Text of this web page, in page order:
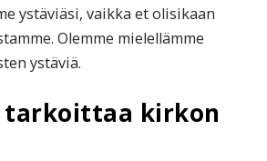
ystäviäsi, vaikka et olisikaan
Olemme mielellämme
ystäviä.
kirkon